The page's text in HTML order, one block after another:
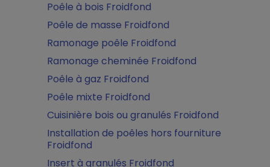
Poêle à bois Froidfond
Poêle de masse Froidfond
Ramonage poêle Froidfond
Ramonage cheminée Froidfond
Poêle à gaz Froidfond
Poêle mixte Froidfond
Cuisinière bois ou granulés Froidfond
Installation de poêles hors fourniture
Froidfond
Insert à granulés Froidfond